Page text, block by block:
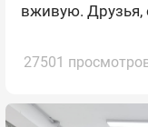
вживую. Друзья,
27501